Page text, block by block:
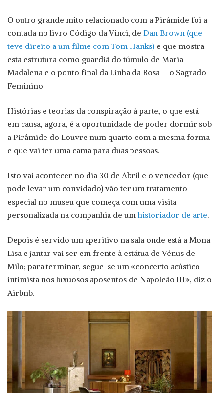
O outro grande mito relacionado com a Pirâmide foi a
contada no livro Código da Vinci, de Dan Brown (que
teve direito a um filme com Tom Hanks) e que mostra
esta estrutura como guardiã do túmulo de Maria
Madalena e o ponto final da Linha da Rosa – o Sagrado
Feminino.
Histórias e teorias da conspiração à parte, o que está
em causa, agora, é a oportunidade de poder dormir sob
a Pirâmide do Louvre num quarto com a mesma forma
e que vai ter uma cama para duas pessoas.
Isto vai acontecer no dia 30 de Abril e o vencedor (que
pode levar um convidado) vão ter um tratamento
especial no museu que começa com uma visita
personalizada na companhia de um historiador de arte.
Depois é servido um aperitivo na sala onde está a Mona
Lisa e jantar vai ser em frente à estátua de Vénus de
Milo; para terminar, segue-se um «concerto acústico
intimista nos luxuosos aposentos de Napoleão III», diz o
Airbnb.